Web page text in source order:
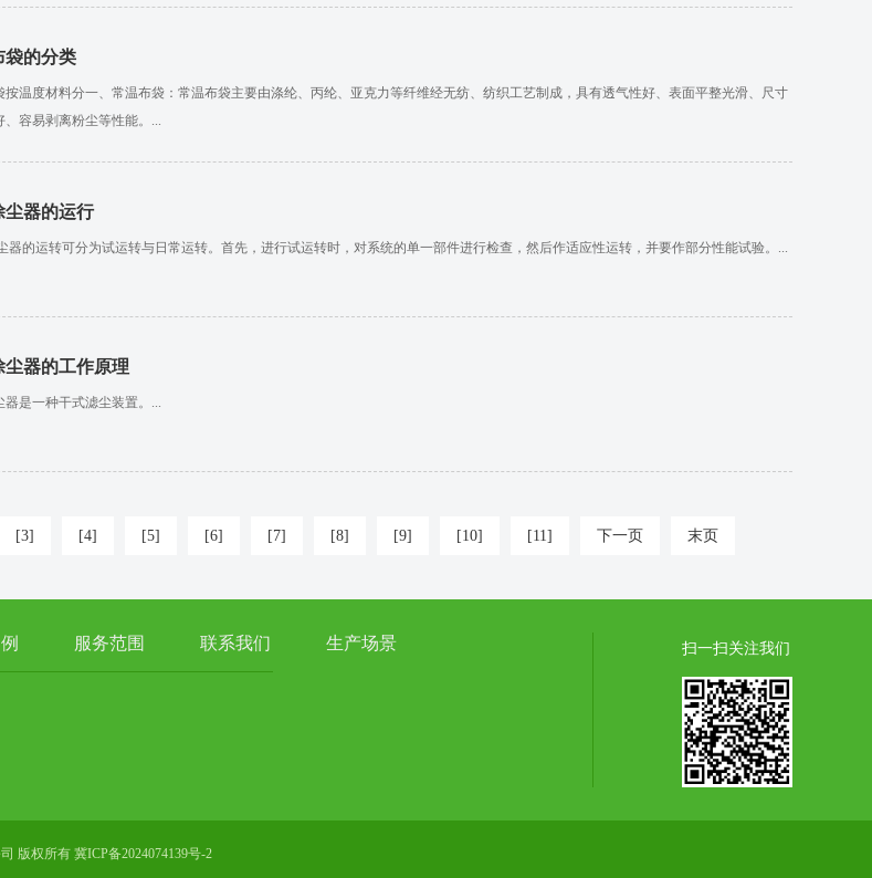
袋的分类
按温度材料分一、常温布袋：常温布袋主要由涤纶、丙纶、亚克力等纤维经无纺、纺织工艺制成，具有透气性好、表面平整光滑、尺寸
、容易剥离粉尘等性能。...
尘器的运行
器的运转可分为试运转与日常运转。首先，进行试运转时，对系统的单一部件进行检查，然后作适应性运转，并要作部分性能试验。...
尘器的工作原理
器是一种干式滤尘装置。...
[3] [4] [5] [6] [7] [8] [9] [10] [11] 下一页 末页
服务范围 联系我们 生产场景 扫一扫关注我们
版权所有 冀ICP备2024074139号-2